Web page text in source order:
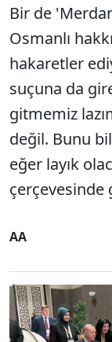
Bir de
Osmanlı
hakaretler
suçuna da
gitmemiz
değil. Bunu
eğer layık
çerçevesinde
AA